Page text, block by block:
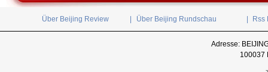
Über Beijing Review Über Beijing Rundschau Rss
Adresse:
100037